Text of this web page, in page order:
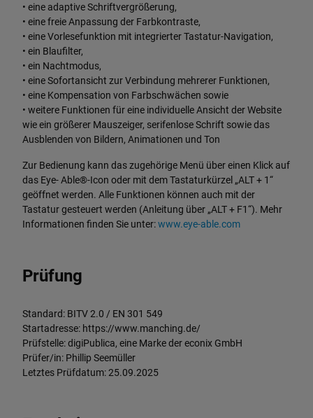
• eine adaptive Schriftvergrößerung,
• eine freie Anpassung der Farbkontraste,
• eine Vorlesefunktion mit integrierter Tastatur-Navigation,
• ein Blaufilter,
• ein Nachtmodus,
• eine Sofortansicht zur Verbindung mehrerer Funktionen,
• eine Kompensation von Farbschwächen sowie
• weitere Funktionen für eine individuelle Ansicht der Website
wie ein größerer Mauszeiger, serifenlose Schrift sowie das
Ausblenden von Bildern, Animationen und Ton
Zur Bedienung kann das zugehörige Menü über einen Klick auf
das Eye- Able®-Icon oder mit dem Tastaturkürzel „ALT + 1“
geöffnet werden. Alle Funktionen können auch mit der
Tastatur gesteuert werden (Anleitung über „ALT + F1“). Mehr
Informationen finden Sie unter:www.eye-able.com
Prüfung
Standard: BITV 2.0 / EN 301 549
Startadresse: https://www.manching.de/
Prüfstelle: digiPublica, eine Marke der econix GmbH
Prüfer/in: Phillip Seemüller
Letztes Prüfdatum: 25.09.2025